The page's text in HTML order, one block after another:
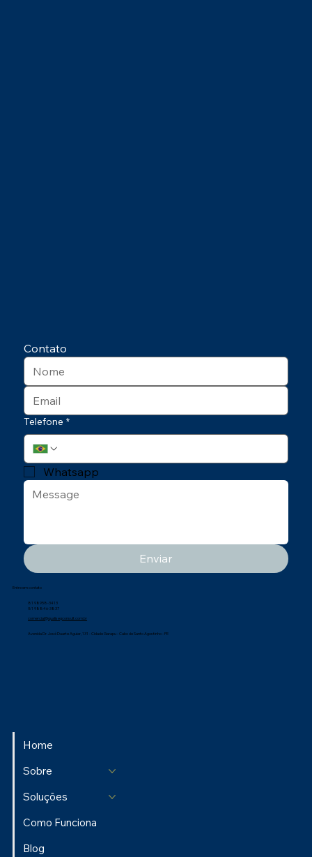
Contato
Telefone *
Whatsapp
Enviar
Home
Sobre
Soluções
Como Funciona
Blog
Entre em contato
81 98958-3413
81 98846-3837
comercial@qualisegconsult.com.br
Avenida Dr. José Duarte Aguiar, 131 - Cidade Garapu - Cabo de Santo Agostinho - PE